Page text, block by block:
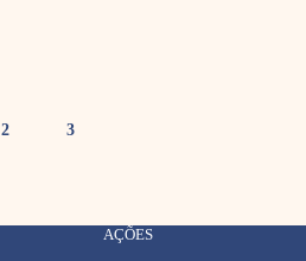
2 3
AÇÕES